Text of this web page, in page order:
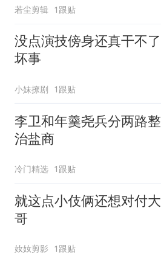
若尘剪辑 1跟贴
没点演技傍身还真干不了
坏事
小妹撩剧 1跟贴
李卫和年羹尧兵分两路整
治盐商
冷门精选 1跟贴
就这点小伎俩还想对付大
哥
奻奻剪影 1跟贴